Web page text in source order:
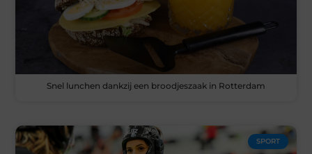
Snel lunchen dankzij een broodjeszaak in Rotterdam
SPORT